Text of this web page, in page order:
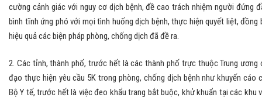
cường cảnh giác với nguy cơ dịch bệnh, đề cao trách nhiệm người đứng
bình tĩnh ứng phó với mọi tình huống dịch bệnh, thực hiện quyết liệt, đồng
hiệu quả các biện pháp phòng, chống dịch đã đề ra.
2. Các tỉnh, thành phố, trước hết là các thành phố trực thuộc Trung ương
đạo thực hiện yêu cầu 5K trong phòng, chống dịch bệnh như khuyến cáo
Bộ Y tế, trước hết là việc đeo khẩu trang bắt buộc, khử khuẩn tại các khu